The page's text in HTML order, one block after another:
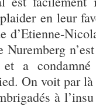
en leur
d’Etienne-
a
On voit par
à